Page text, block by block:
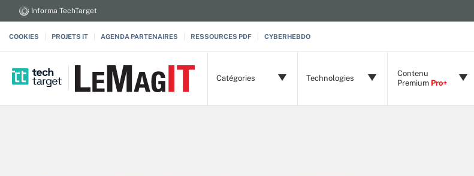
Informa TechTarget
COOKIES PROJETS IT AGENDA PARTENAIRES RESSOURCES PDF CYBERHEBDO
Catégories Technologies
Contenu
Premium Pro+